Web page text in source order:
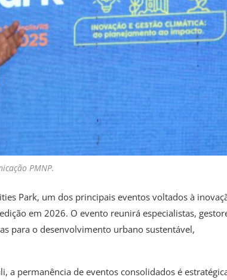
PMNP.
Park, um dos principais eventos voltados à
em 2026. O evento reunirá especialistas,
para o desenvolvimento urbano sustentável,
a permanência de eventos consolidados é